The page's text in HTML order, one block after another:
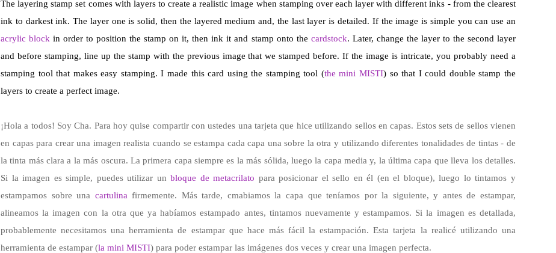
The layering stamp set comes with layers to create a realistic image when stamping over each layer with different inks - from the clearest
ink to darkest ink. The layer one is solid, then the layered medium and, the last layer is detailed. If the image is simple you can use an
acrylic block in order to position the stamp on it, then ink it and stamp onto the cardstock. Later, change the layer to the second layer
and before stamping, line up the stamp with the previous image that we stamped before. If the image is intricate, you probably need a
stamping tool that makes easy stamping. I made this card using the stamping tool (the mini MISTI) so that I could double stamp the
layers to create a perfect image.
¡Hola a todos! Soy Cha. Para hoy quise compartir con ustedes una tarjeta que hice utilizando sellos en capas. Estos sets de sellos vienen
en capas para crear una imagen realista cuando se estampa cada capa una sobre la otra y utilizando diferentes tonalidades de tintas - de
la tinta más clara a la más oscura. La primera capa siempre es la más sólida, luego la capa media y, la última capa que lleva los detalles.
Si la imagen es simple, puedes utilizar unbloque de metacrilato para posicionar el sello en él (en el bloque), luego lo tintamos y
estampamos sobre una cartulina firmemente. Más tarde, cmabiamos la capa que teníamos por la siguiente, y antes de estampar,
alineamos la imagen con la otra que ya habíamos estampado antes, tintamos nuevamente y estampamos. Si la imagen es detallada,
probablemente necesitamos una herramienta de estampar que hace más fácil la estampación. Esta tarjeta la realicé utilizando una
herramienta de estampar (la mini MISTI) para poder estampar las imágenes dos veces y crear una imagen perfecta.